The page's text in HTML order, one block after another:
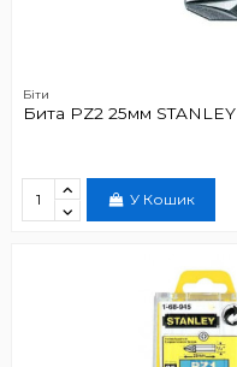
Біти
Бита PZ2 25мм STANLEY
У Кошик